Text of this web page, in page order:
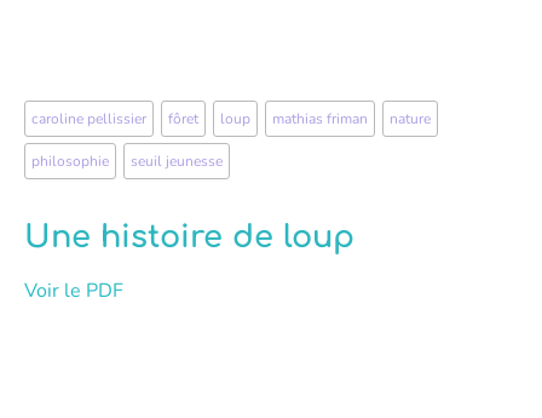
caroline pellissier fôret loup mathias friman nature
philosophie seuil jeunesse
Une histoire de loup
Voir le PDF